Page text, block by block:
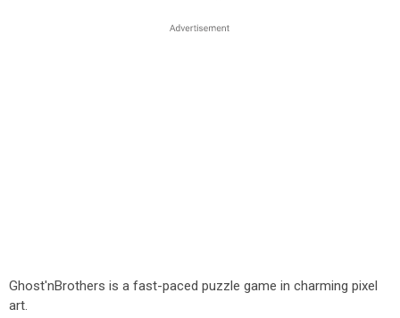
Ghost'nBrothers is a fast-paced puzzle game in charming pixel
art.